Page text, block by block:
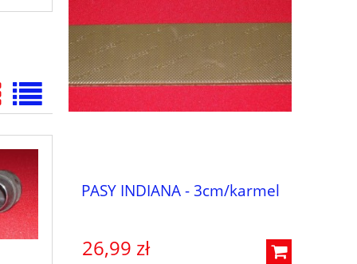
brąz PASY INDIANA - 3cm/karmel
26,99 zł